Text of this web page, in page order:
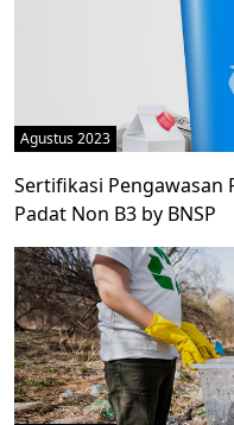
Agustus 2023
Sertifikasi Pengawasan
Padat Non B3 by BNSP